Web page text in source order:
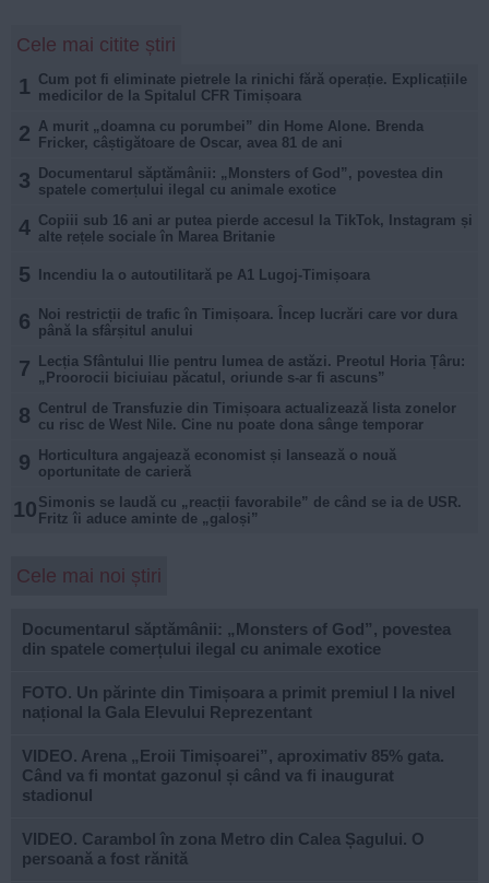
Cele mai citite știri
1 Cum pot fi eliminate pietrele la rinichi fără operație. Explicațiile
medicilor de la Spitalul CFR Timișoara
2 A murit „doamna cu porumbei” din Home Alone. Brenda
Fricker, câștigătoare de Oscar, avea 81 de ani
3
Documentarul săptămânii: „Monsters of God”, povestea din
spatele comerțului ilegal cu animale exotice
4 Copiii sub 16 ani ar putea pierde accesul la TikTok, Instagram și
alte rețele sociale în Marea Britanie
5 Incendiu la o autoutilitară pe A1 Lugoj-Timișoara
6
Noi restricții de trafic în Timișoara. Încep lucrări care vor dura
până la sfârșitul anului
7
Lecția Sfântului Ilie pentru lumea de astăzi. Preotul Horia Țâru:
„Proorocii biciuiau păcatul, oriunde s-ar fi ascuns”
8 Centrul de Transfuzie din Timișoara actualizează lista zonelor
cu risc de West Nile. Cine nu poate dona sânge temporar
9
Horticultura angajează economist și lansează o nouă
oportunitate de carieră
10 Simonis se laudă cu „reacții favorabile” de când se ia de USR.
Fritz îi aduce aminte de „galoși”
Cele mai noi știri
Documentarul săptămânii: „Monsters of God”, povestea
din spatele comerțului ilegal cu animale exotice
FOTO. Un părinte din Timișoara a primit premiul I la nivel
național la Gala Elevului Reprezentant
VIDEO. Arena „Eroii Timișoarei”, aproximativ 85% gata.
Când va fi montat gazonul și când va fi inaugurat
stadionul
VIDEO. Carambol în zona Metro din Calea Șagului. O
persoană a fost rănită